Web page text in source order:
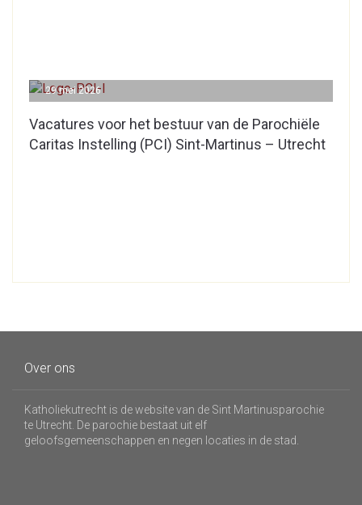
Vacatures voor het bestuur van de Parochiële
Caritas Instelling (PCI) Sint-Martinus – Utrecht
29 mei 2026
Over ons
Katholiekutrecht is de website van de Sint Martinusparochie
te Utrecht. De parochie bestaat uit elf
geloofsgemeenschappen en negen locaties in de stad.